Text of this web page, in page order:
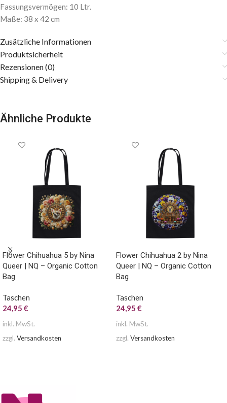
Fassungsvermögen: 10 Ltr.
Maße: 38 x 42 cm
Zusätzliche Informationen
Produktsicherheit
Rezensionen (0)
Shipping & Delivery
Ähnliche Produkte
Flower Chihuahua 5 by Nina
Queer | NQ – Organic Cotton
Bag
Taschen
24,95 €
inkl. MwSt.
zzgl. Versandkosten
Flower Chihuahua 2 by Nina
Queer | NQ – Organic Cotton
Bag
Taschen
24,95 €
inkl. MwSt.
zzgl. Versandkosten